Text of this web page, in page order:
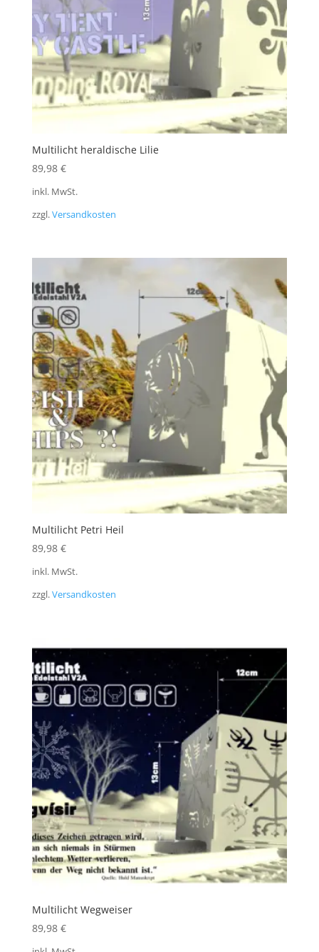
Multilicht heraldische Lilie
89,98 €
inkl. MwSt.
zzgl.Versandkosten
Multilicht Petri Heil
89,98 €
inkl. MwSt.
zzgl.Versandkosten
Multilicht Wegweiser
89,98 €